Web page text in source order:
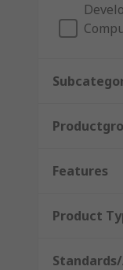
Features
Product